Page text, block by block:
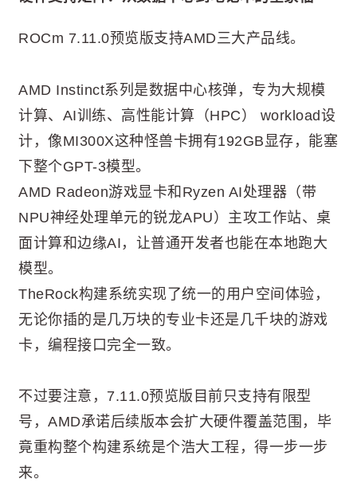
ROCm 7.11.0预览版支持AMD三大产品线。
AMD Instinct系列是数据中心核弹，专为大规模
计算、AI训练、高性能计算（HPC） workload设
计，像MI300X这种怪兽卡拥有192GB显存，能塞
下整个GPT-3模型。
AMD Radeon游戏显卡和Ryzen AI处理器（带
NPU神经处理单元的锐龙APU）主攻工作站、桌
面计算和边缘AI，让普通开发者也能在本地跑大
模型。
TheRock构建系统实现了统一的用户空间体验，
无论你插的是几万块的专业卡还是几千块的游戏
卡，编程接口完全一致。
不过要注意，7.11.0预览版目前只支持有限型
号，AMD承诺后续版本会扩大硬件覆盖范围，毕
竟重构整个构建系统是个浩大工程，得一步一步
来。